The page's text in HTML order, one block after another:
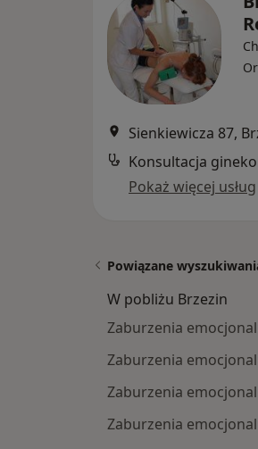
Sienkiewicza 87,
Konsultacja
Pokaż więcej usług
Powiązane
W pobliżu Brzezin
Zaburzenia
Zaburzenia
Zaburzenia
Zaburzenia